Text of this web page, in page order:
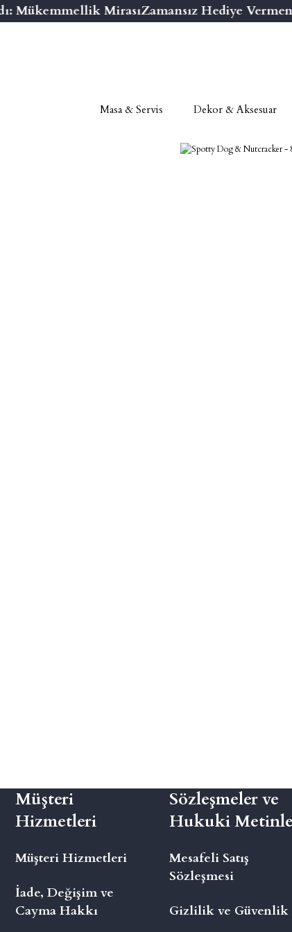
MirasıZamansız Hediye
Masa & Servis Dekor & Aksesuar
Müşteri
Hizmetleri
Müşteri Hizmetleri
İade, Değişim ve
Cayma Hakkı
Sözleşmeler ve
Hukuki
Mesafeli Satış
Sözleşmesi
Gizlilik ve Güvenlik